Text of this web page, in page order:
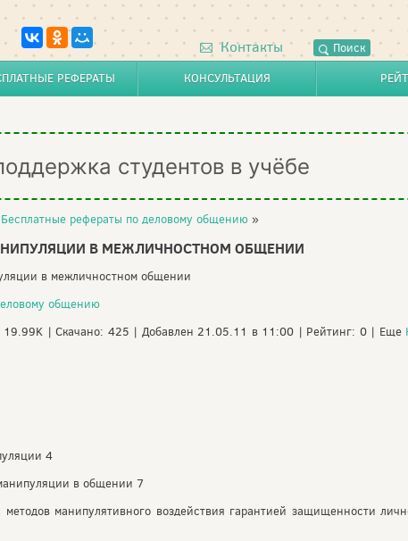
Контакты Поиск
РЕФЕРАТЫ КОНСУЛЬТАЦИЯ
студентов в учёбе
Бесплатные рефераты по деловому общению »
В МЕЖЛИЧНОСТНОМ ОБЩЕНИИ
в межличностном общении
общению
19.99K | Скачано: 425 | Добавлен 21.05.11 в 11:00 | Рейтинг: 0 | Еще
4
в общении 7
манипулятивного воздействия гарантией защищенности